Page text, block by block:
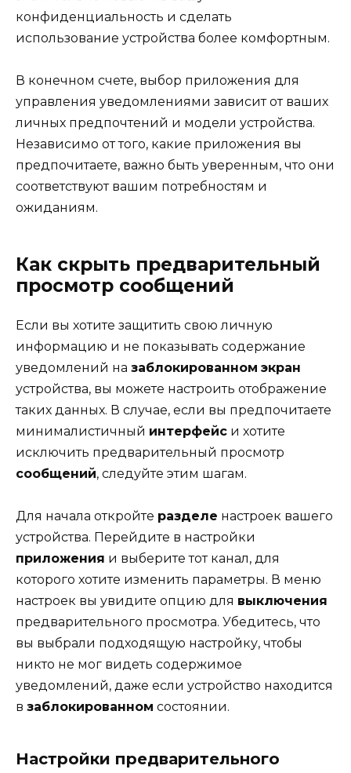
конфиденциальность и сделать
использование устройства более комфортным.
В конечном счете, выбор приложения для
управления уведомлениями зависит от ваших
личных предпочтений и модели устройства.
Независимо от того, какие приложения вы
предпочитаете, важно быть уверенным, что они
соответствуют вашим потребностям и
ожиданиям.
Как скрыть предварительный
просмотр сообщений
Если вы хотите защитить свою личную
информацию и не показывать содержание
уведомлений на заблокированном экран
устройства, вы можете настроить отображение
таких данных. В случае, если вы предпочитаете
минималистичный интерфейс и хотите
исключить предварительный просмотр
сообщений, следуйте этим шагам.
Для начала откройте разделе настроек вашего
устройства. Перейдите в настройки
приложения и выберите тот канал, для
которого хотите изменить параметры. В меню
настроек вы увидите опцию для выключения
предварительного просмотра. Убедитесь, что
вы выбрали подходящую настройку, чтобы
никто не мог видеть содержимое
уведомлений, даже если устройство находится
в заблокированном состоянии.
Настройки предварительного